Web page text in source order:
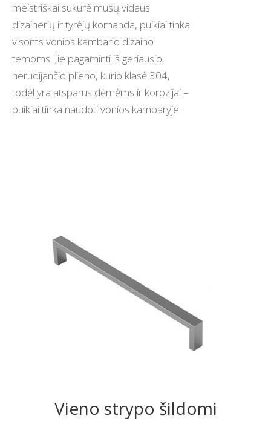
meistriškai sukūrė mūsų vidaus
dizainerių ir tyrėjų komanda, puikiai tinka
visoms vonios kambario dizaino
temoms. Jie pagaminti iš geriausio
nerūdijančio plieno, kurio klasė 304,
todėl yra atsparūs dėmėms ir korozijai –
puikiai tinka naudoti vonios kambaryje.
Vieno strypo šildomi